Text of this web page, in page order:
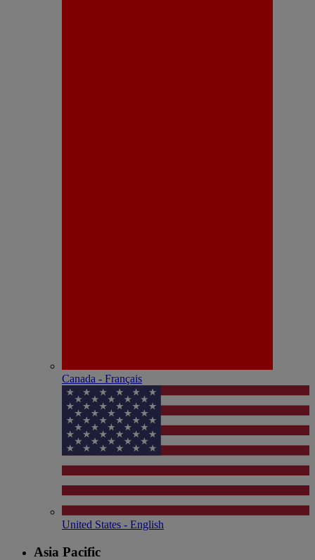
Canada - Français
United States - English
Asia Pacific